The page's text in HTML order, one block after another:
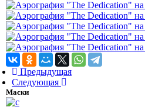
Предыдущая
Следующая
Маски